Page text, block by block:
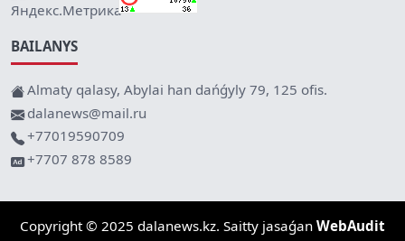
BAILANYS
Almaty qalasy, Abylai han dańǵyly 79, 125 ofis.
dalanews@mail.ru
+77019590709
+7707 878 8589
Copyright © 2025 dalanews.kz. Saitty jasaǵan WebAudit